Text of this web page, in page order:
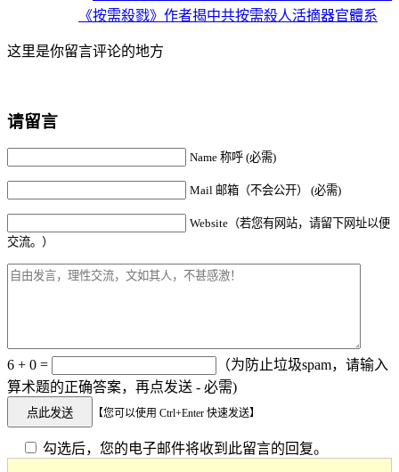
《按需殺戮》作者揭中共按需殺人活摘器官體系
这里是你留言评论的地方
请留言
Name 称呼 (必需)
Mail 邮箱（不会公开） (必需)
Website（若您有网站，请留下网址以便
交流。）
6 + 0 =
（为防止垃圾spam，请输入
算术题的正确答案，再点发送 - 必需)
【您可以使用 Ctrl+Enter 快速发送】
勾选后，您的电子邮件将收到此留言的回复。